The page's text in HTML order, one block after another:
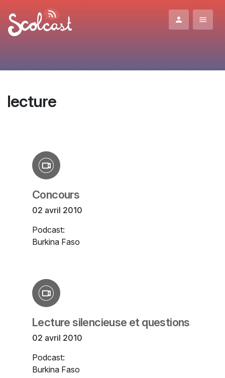
lecture
Concours
02 avril 2010
Podcast:
Burkina Faso
Lecture silencieuse et questions
02 avril 2010
Podcast:
Burkina Faso